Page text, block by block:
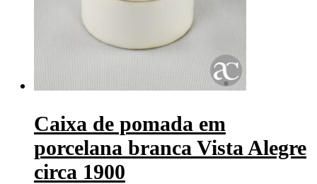
Caixa de pomada em
porcelana branca Vista Alegre
circa 1900